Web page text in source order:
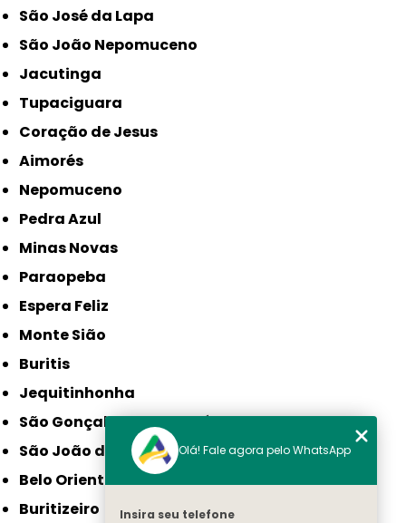
São José da Lapa
São João Nepomuceno
Jacutinga
Tupaciguara
Coração de Jesus
Aimorés
Nepomuceno
Pedra Azul
Minas Novas
Paraopeba
Espera Feliz
Monte Sião
Buritis
Jequitinhonha
São Gonçalo do Sapucaí
São João da Ponte
Belo Oriente
Buritizeiro
Olá! Fale agora pelo WhatsApp
Insira seu telefone